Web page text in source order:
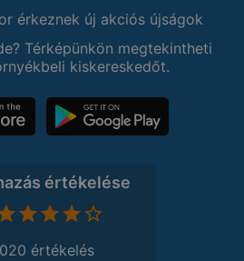
érkeznek új akciós újságok
Térképünkön megtekintheti
kiskereskedőt.
értékelése
értékelés